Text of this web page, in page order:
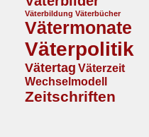
Väterbildung Väterbücher
Vätermonate
Väterpolitik
Vätertag Väterzeit
Wechselmodell
Zeitschriften